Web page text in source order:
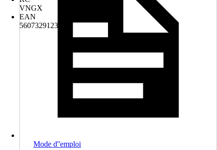
VNGX
EAN
5607329123530
Mode d''emploi